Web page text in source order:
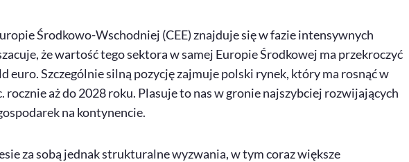
Środkowo-Wschodniej (CEE) znajduje się w fazie intensywnych
że wartość tego sektora w samej Europie Środkowej ma przekroczyć
euro. Szczególnie silną pozycję zajmuje polski rynek, który ma rosnąć w
rocznie aż do 2028 roku. Plasuje to nas w gronie najszybciej rozwijających
na kontynencie.
za sobą jednak strukturalne wyzwania, w tym coraz większe